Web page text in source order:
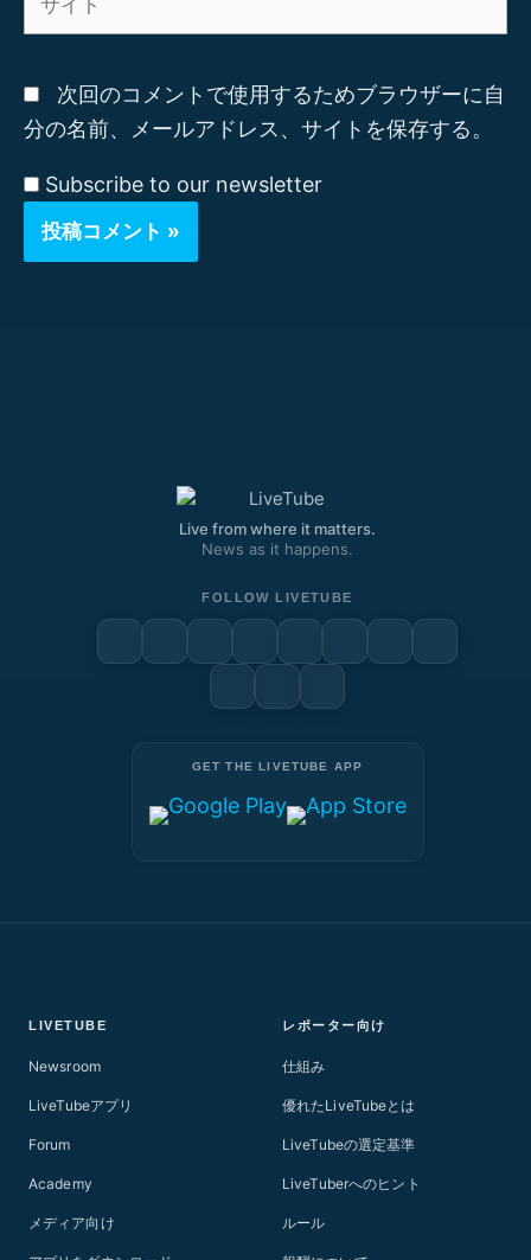
次回のコメントで使用するためブラウザーに自
分の名前、メールアドレス、サイトを保存する。
Subscribe to our newsletter
Live from where it matters.
News as it happens.
FOLLOW LIVETUBE
GET THE LIVETUBE APP
LIVETUBE
Newsroom
LiveTubeアプリ
Forum
Academy
メディア向け
レポーター向け
仕組み
優れたLiveTubeとは
LiveTubeの選定基準
LiveTuberへのヒント
ルール